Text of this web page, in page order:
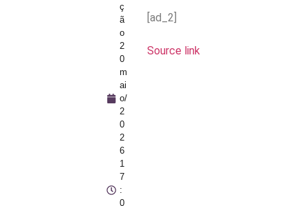
ç
ã
o
2
0
m
ai
o/
2
0
2
6
1
7
:
0
[ad_2]
Source link